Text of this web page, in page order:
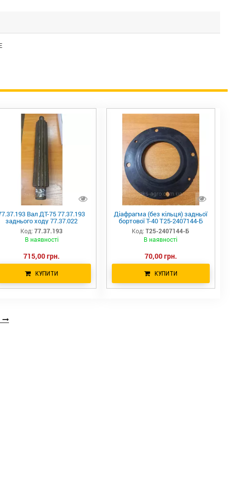
Вал ДТ-75 77.37.193
заднього ходу 77.37.022
Код: 77.37.193
В наявності
715,00 грн.
КУПИТИ
Діафрагма (без кільця) задньої
бортової Т-40 Т25-2407144-Б
Код: Т25-2407144-Б
В наявності
70,00 грн.
КУПИТИ